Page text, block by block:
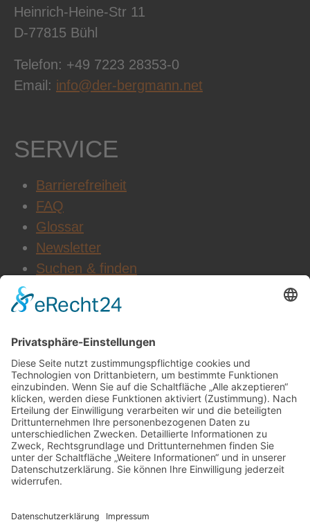
Heinrich-Heine-Str 11
D-77815 Bühl
Telefon: +49 7223 28353-0
Email: info@der-bergmann.net
SERVICE
Barrierefreiheit
FAQ
Glossar
Newsletter
Suchen & finden
WEITERE INFOS
Datenschutz
Impressum
AGB
Cookie-Einstellungen
Jobs & Karriere
SOCIAL